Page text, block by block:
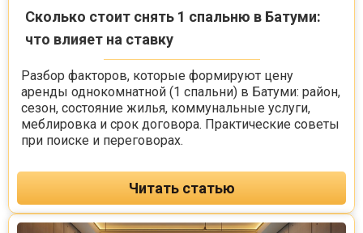
Сколько стоит снять 1 спальню в Батуми:
что влияет на ставку
Разбор факторов, которые формируют цену
аренды однокомнатной (1 спальни) в Батуми: район,
сезон, состояние жилья, коммунальные услуги,
меблировка и срок договора. Практические советы
при поиске и переговорах.
Читать статью